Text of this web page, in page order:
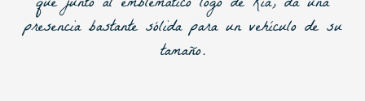
presencia bastante sólida para un vehículo de su
tamaño.